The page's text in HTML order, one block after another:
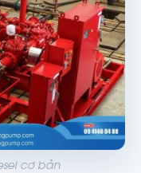
cơ bản